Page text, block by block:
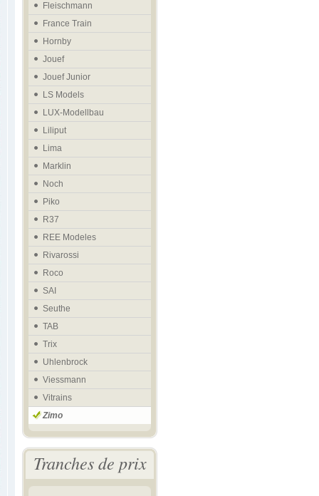
Fleischmann
France Train
Hornby
Jouef
Jouef Junior
LS Models
LUX-Modellbau
Liliput
Lima
Marklin
Noch
Piko
R37
REE Modeles
Rivarossi
Roco
SAI
Seuthe
TAB
Trix
Uhlenbrock
Viessmann
Vitrains
Zimo
Tranches de prix